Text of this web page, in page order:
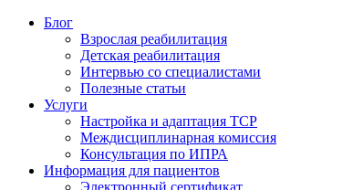
Блог
Взрослая реабилитация
Детская реабилитация
Интервью со специалистами
Полезные статьи
Услуги
Настройка и адаптация ТСР
Междисциплинарная комиссия
Консультация по ИПРА
Информация для пациентов
Электронный сертификат